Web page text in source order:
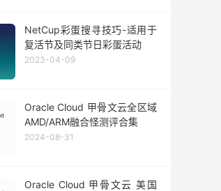
NetCup彩蛋搜寻技巧-适用于
复活节及同类节日彩蛋活动
2023-04-09
Oracle Cloud 甲骨文云全区域
AMD/ARM融合怪测评合集
2024-08-31
Oracle Cloud 甲骨文云 美国